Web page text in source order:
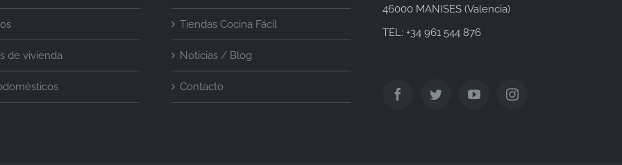
de vivienda
Tiendas Cocina Fácil
Noticias / Blog
Contacto
46000 MANISES (Valencia)
TEL: +34 961 544 876